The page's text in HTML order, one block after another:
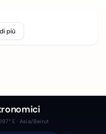
più
E · Asia/Beirut